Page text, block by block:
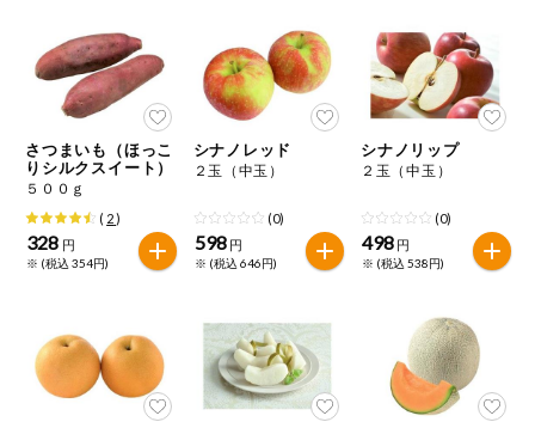
家庭用品から探す
目的から探す
毎週自動お届け商品
毎週自動お届け商品を確認する
毎週自動お届け商品を修正する
いつでも注文（毎週企画）
レトルト・缶
詰・瓶詰
調味料・だ
し・油・ルー
おやつ
飲料
コール
切り花・仏花
小麦 卵 乳
落花生 えび かに くるみ
特定原材料に準ずるもの
アーモンド あわび いか
カシューナッツ
キウイフルーツ 牛肉
さけ さば ゼラチン 大豆
さつまいも（ほっこ
りシルクスイート）
５００ｇ
( 2)
328 円
※ (税込 354円)
シナノレッド
２玉（中玉）
(0)
598 円
※ (税込 646円)
シナノリップ
２玉（中玉）
(0)
498 円
※ (税込 538円)